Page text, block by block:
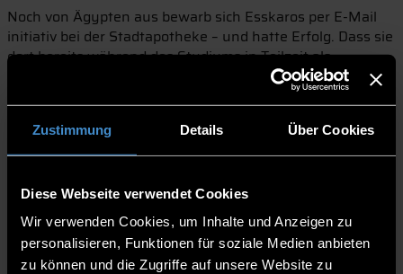
Zustimmung Details Über Cookies
Diese Webseite verwendet Cookies
Wir verwenden Cookies, um Inhalte und Anzeigen zu
personalisieren, Funktionen für soziale Medien anbieten
zu können und die Zugriffe auf unsere Website zu
Noch von Ägypten aus bewarb sich Esskaros per E-Mail
initiativ bei der Stadtapotheke – und hatte Erfolg. Dass sie
dort bereits während des Studiums in Teilzeit als
„Apothekerin unter Aufsicht“ arbeiten konnte, empfindet
die koptische Christin „als Geschenk Gottes“. Seit dem
approbierte, also staatlich zugelassene Apothekerin ganz
zu ihrer Freude als Vollzeitkraft beschäftigt. Zu ihrer
Impfungen durchführen, vorrätige Betäubungsmittel
kontrollieren, Rezepte prüfen, verschriebene Rezepturen
im Labor herstellen sowie Wochenbedarfe an
Medikamenten zusammenstellen.